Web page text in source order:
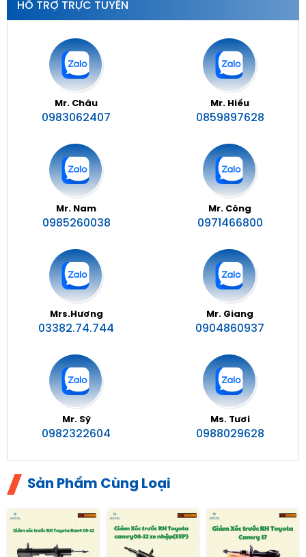
HỖ TRỢ TRỰC TUYẾN
Mr. Châu
0983062407
Mr. Hiếu
0859897628
Mr. Nam
0985260038
Mr. Công
0971466800
Mrs.Hương
03382.74.744
Mr. Giang
0904860937
Mr. Sỹ
0982322604
Ms. Tươi
0988029628
Sản Phẩm Cùng Loại